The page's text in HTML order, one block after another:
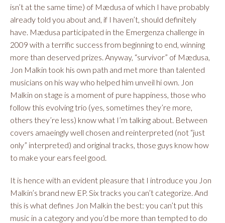
isn’t at the same time) of Mædusa of which I have probably
already told you about and, if I haven’t, should definitely
have. Mædusa participated in the Emergenza challenge in
2009 with a terrific success from beginning to end, winning
more than deserved prizes. Anyway, “survivor” of Mædusa,
Jon Malkin took his own path and met more than talented
musicians on his way who helped him unveil hi own. Jon
Malkin on stage is a moment of pure happiness, those who
follow this evolving trio (yes, sometimes they’re more,
others they’re less) know what I’m talking about. Between
covers amaeingly well chosen and reinterpreted (not “just
only” interpreted) and original tracks, those guys know how
to make your ears feel good.
It is hence with an evident pleasure that I introduce you Jon
Malkin’s brand new EP. Six tracks you can’t categorize. And
this is what defines Jon Malkin the best: you can’t put this
music in a category and you’d be more than tempted to do